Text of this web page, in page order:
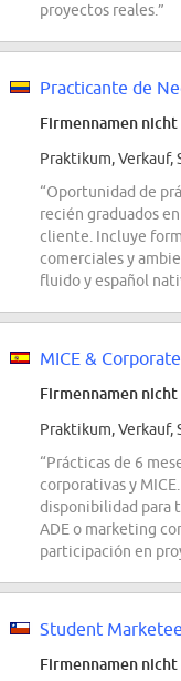
proyectos reales.”
Practicante de
Firmennamen
Praktikum, Verkauf,
“Oportunidad de
recién graduados
cliente. Incluye
comerciales y
fluido y español
MICE &
Firmennamen
Praktikum, Verkauf,
“Prácticas de 6
corporativas y
disponibilidad para
ADE o marketing
participación en
Student
Firmennamen